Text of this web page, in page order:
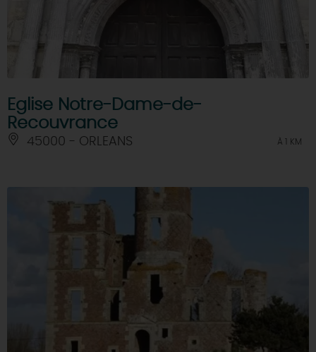
Eglise Notre-Dame-de-
Recouvrance
45000 - ORLEANS À 1 KM